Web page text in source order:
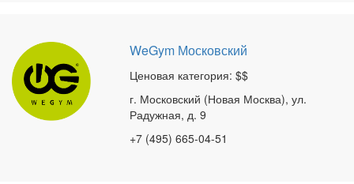
WeGym Московский
Ценовая категория: $$
г. Московский (Новая Москва), ул.
Радужная, д. 9
+7 (495) 665-04-51